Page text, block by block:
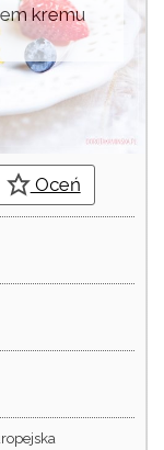
kremu
Oceń